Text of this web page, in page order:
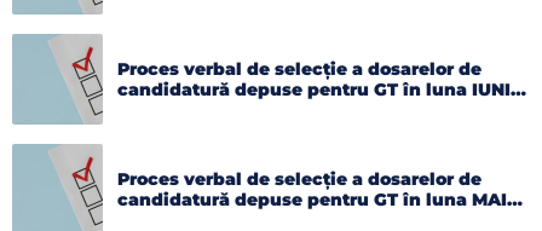
Proces verbal de selecție a dosarelor de
candidatură depuse pentru GT în luna IUNIE
Proces verbal de selecție a dosarelor de
candidatură depuse pentru GT în luna MAI